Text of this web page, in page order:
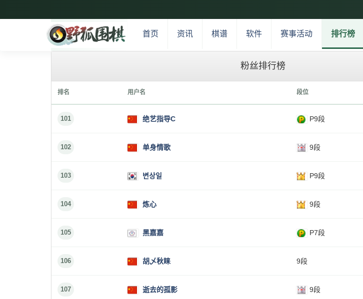
首页 资讯 棋谱 软件 赛事活动 排行榜
粉丝排行榜
排名 用户名 段位
101 绝艺指导C P9段
102 单身情歌 9段
103 변상일 P9段
104 炼心 9段
105 黑嘉嘉 P7段
106 胡乄秋睐 9段
107 逝去的孤影 9段